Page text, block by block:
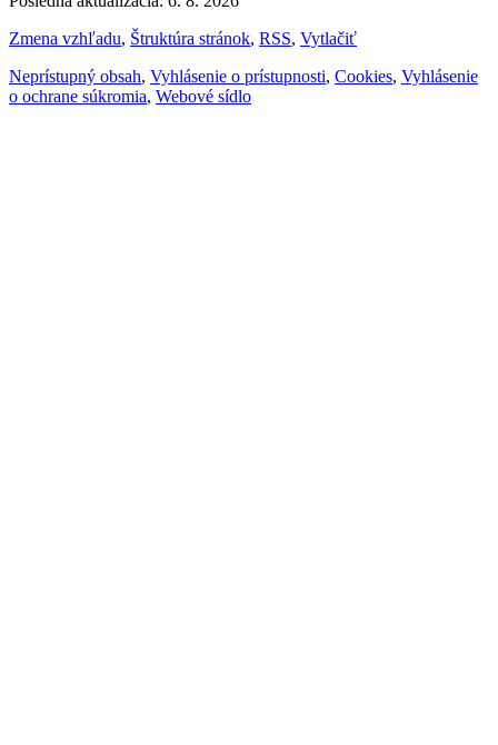
Zmena vzhľadu, Štruktúra stránok, RSS, Vytlačiť
Neprístupný obsah, Vyhlásenie o prístupnosti, Cookies, Vyhlásenie
o ochrane súkromia, Webové sídlo